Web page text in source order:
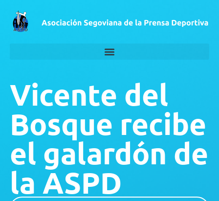
Vicente del
Bosque recibe
el galardón de
la ASPD